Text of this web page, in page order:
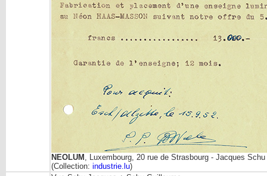
NEOLUM , Luxembourg, 20 rue de Strasbourg - Jacques
(Collection: industrie.lu)